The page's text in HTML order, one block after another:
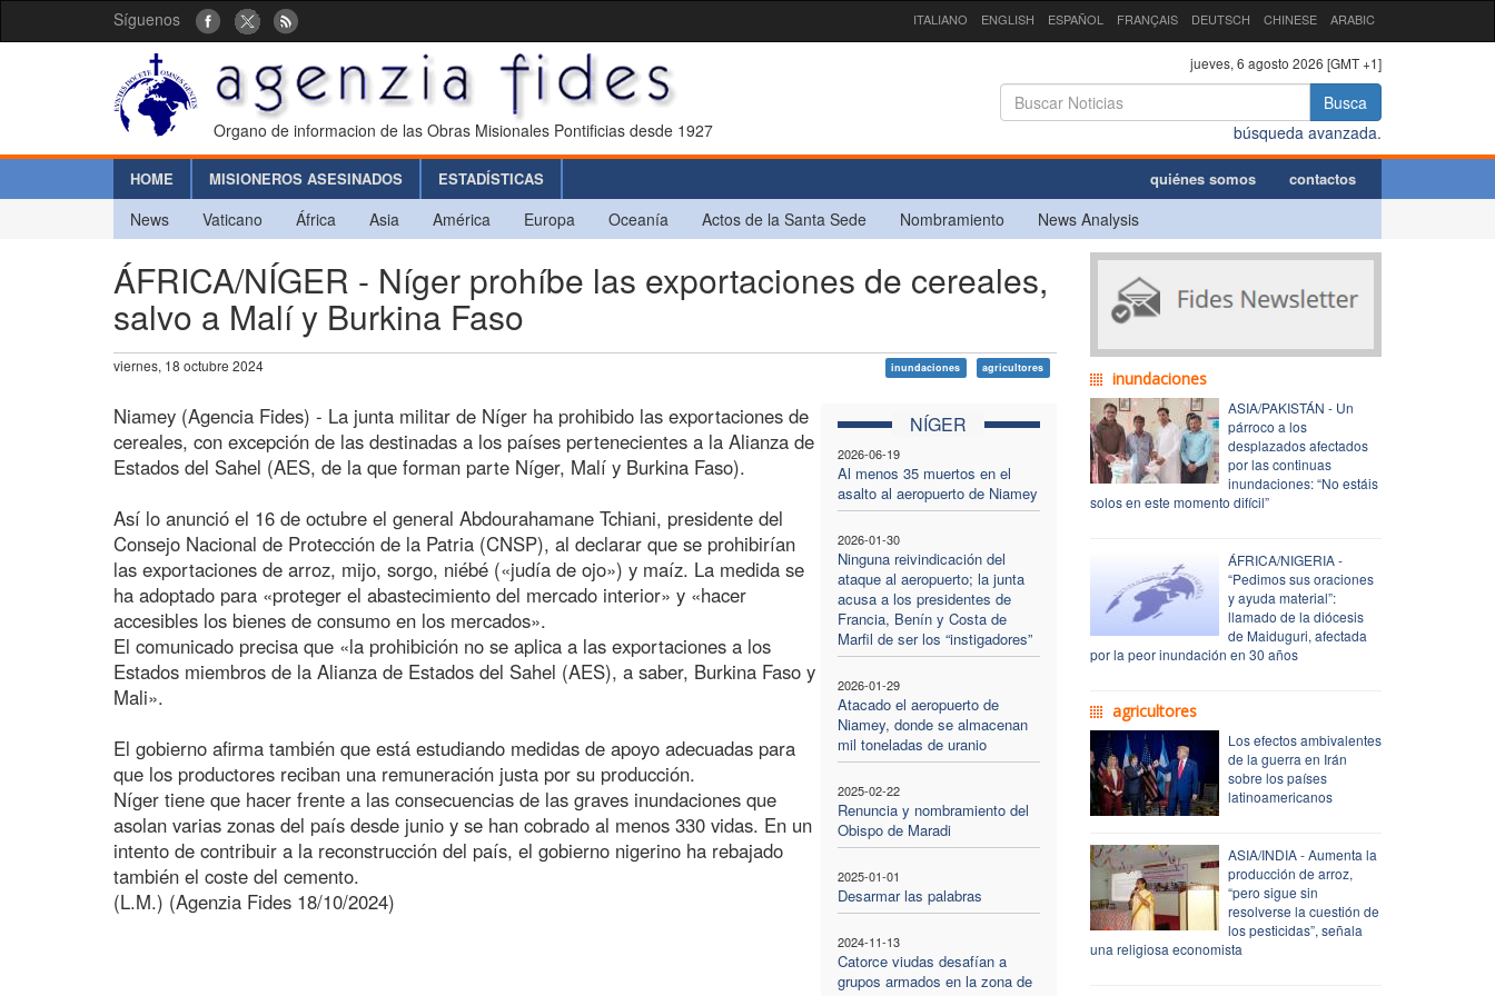
Síguenos ITALIANO ENGLISH ESPAÑOL FRANÇAIS DEUTSCH CHINESE ARABIC
Organo de informacion de las Obras Misionales Pontificias desde 1927
jueves, 6 agosto 2026 [GMT +1]
Busca
búsqueda avanzada.
HOME MISIONEROS ASESINADOS ESTADÍSTICAS quiénes somos contactos
News Vaticano África Asia América Europa Oceanía Actos de la Santa Sede Nombramiento News Analysis
ÁFRICA/NÍGER - Níger prohíbe las exportaciones de cereales,
salvo a Malí y Burkina Faso
viernes, 18 octubre 2024 inundaciones agricultores
NÍGER
2026-06-19
Al menos 35 muertos en el
asalto al aeropuerto de Niamey
2026-01-30
Ninguna reivindicación del
ataque al aeropuerto; la junta
acusa a los presidentes de
Francia, Benín y Costa de
Marfil de ser los “instigadores”
2026-01-29
Atacado el aeropuerto de
Niamey, donde se almacenan
mil toneladas de uranio
2025-02-22
Renuncia y nombramiento del
Obispo de Maradi
2025-01-01
Desarmar las palabras
2024-11-13
Catorce viudas desafían a
grupos armados en la zona de
Niamey (Agencia Fides) - La junta militar de Níger ha prohibido las exportaciones de
cereales, con excepción de las destinadas a los países pertenecientes a la Alianza de
Estados del Sahel (AES, de la que forman parte Níger, Malí y Burkina Faso).
Así lo anunció el 16 de octubre el general Abdourahamane Tchiani, presidente del
Consejo Nacional de Protección de la Patria (CNSP), al declarar que se prohibirían
las exportaciones de arroz, mijo, sorgo, niébé («judía de ojo») y maíz. La medida se
ha adoptado para «proteger el abastecimiento del mercado interior» y «hacer
accesibles los bienes de consumo en los mercados».
El comunicado precisa que «la prohibición no se aplica a las exportaciones a los
Estados miembros de la Alianza de Estados del Sahel (AES), a saber, Burkina Faso y
Mali».
El gobierno afirma también que está estudiando medidas de apoyo adecuadas para
que los productores reciban una remuneración justa por su producción.
Níger tiene que hacer frente a las consecuencias de las graves inundaciones que
asolan varias zonas del país desde junio y se han cobrado al menos 330 vidas. En un
intento de contribuir a la reconstrucción del país, el gobierno nigerino ha rebajado
también el coste del cemento.
(L.M.) (Agenzia Fides 18/10/2024)
inundaciones
ASIA/PAKISTÁN - Un
párroco a los
desplazados afectados
por las continuas
inundaciones: “No estáis
solos en este momento difícil”
ÁFRICA/NIGERIA -
“Pedimos sus oraciones
y ayuda material”:
llamado de la diócesis
de Maiduguri, afectada
por la peor inundación en 30 años
agricultores
Los efectos ambivalentes
de la guerra en Irán
sobre los países
latinoamericanos
ASIA/INDIA - Aumenta la
producción de arroz,
“pero sigue sin
resolverse la cuestión de
los pesticidas”, señala
una religiosa economista